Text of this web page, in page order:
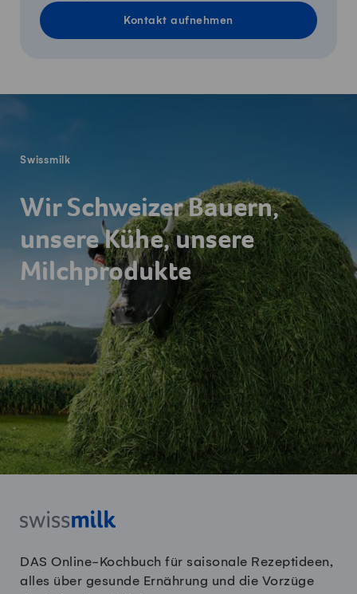
Kontakt aufnehmen
Swissmilk
Wir Schweizer Bauern,
unsere Kühe, unsere
Milchprodukte
DAS Online-Kochbuch für saisonale Rezeptideen,
alles über gesunde Ernährung und die Vorzüge